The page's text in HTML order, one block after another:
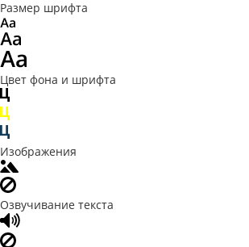
Размер шрифта
Цвет фона и шрифта
Изображения
Озвучивание текста